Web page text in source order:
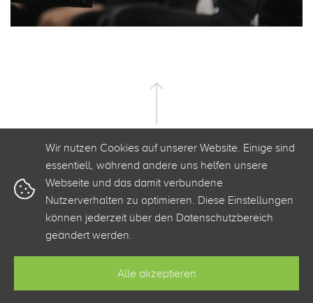
+49 341 3500 2520 info@clickstorm.de
Zur Webseite von clickstorm
Wir nutzen Cookies auf unserer Website. Einige sind
essentiell, während andere uns helfen unsere
Webseite und das damit verbundene
Nutzerverhalten zu optimieren. Diese Einstellungen
können jederzeit über den Datenschutzbereich
geändert werden.
Alle akzeptieren